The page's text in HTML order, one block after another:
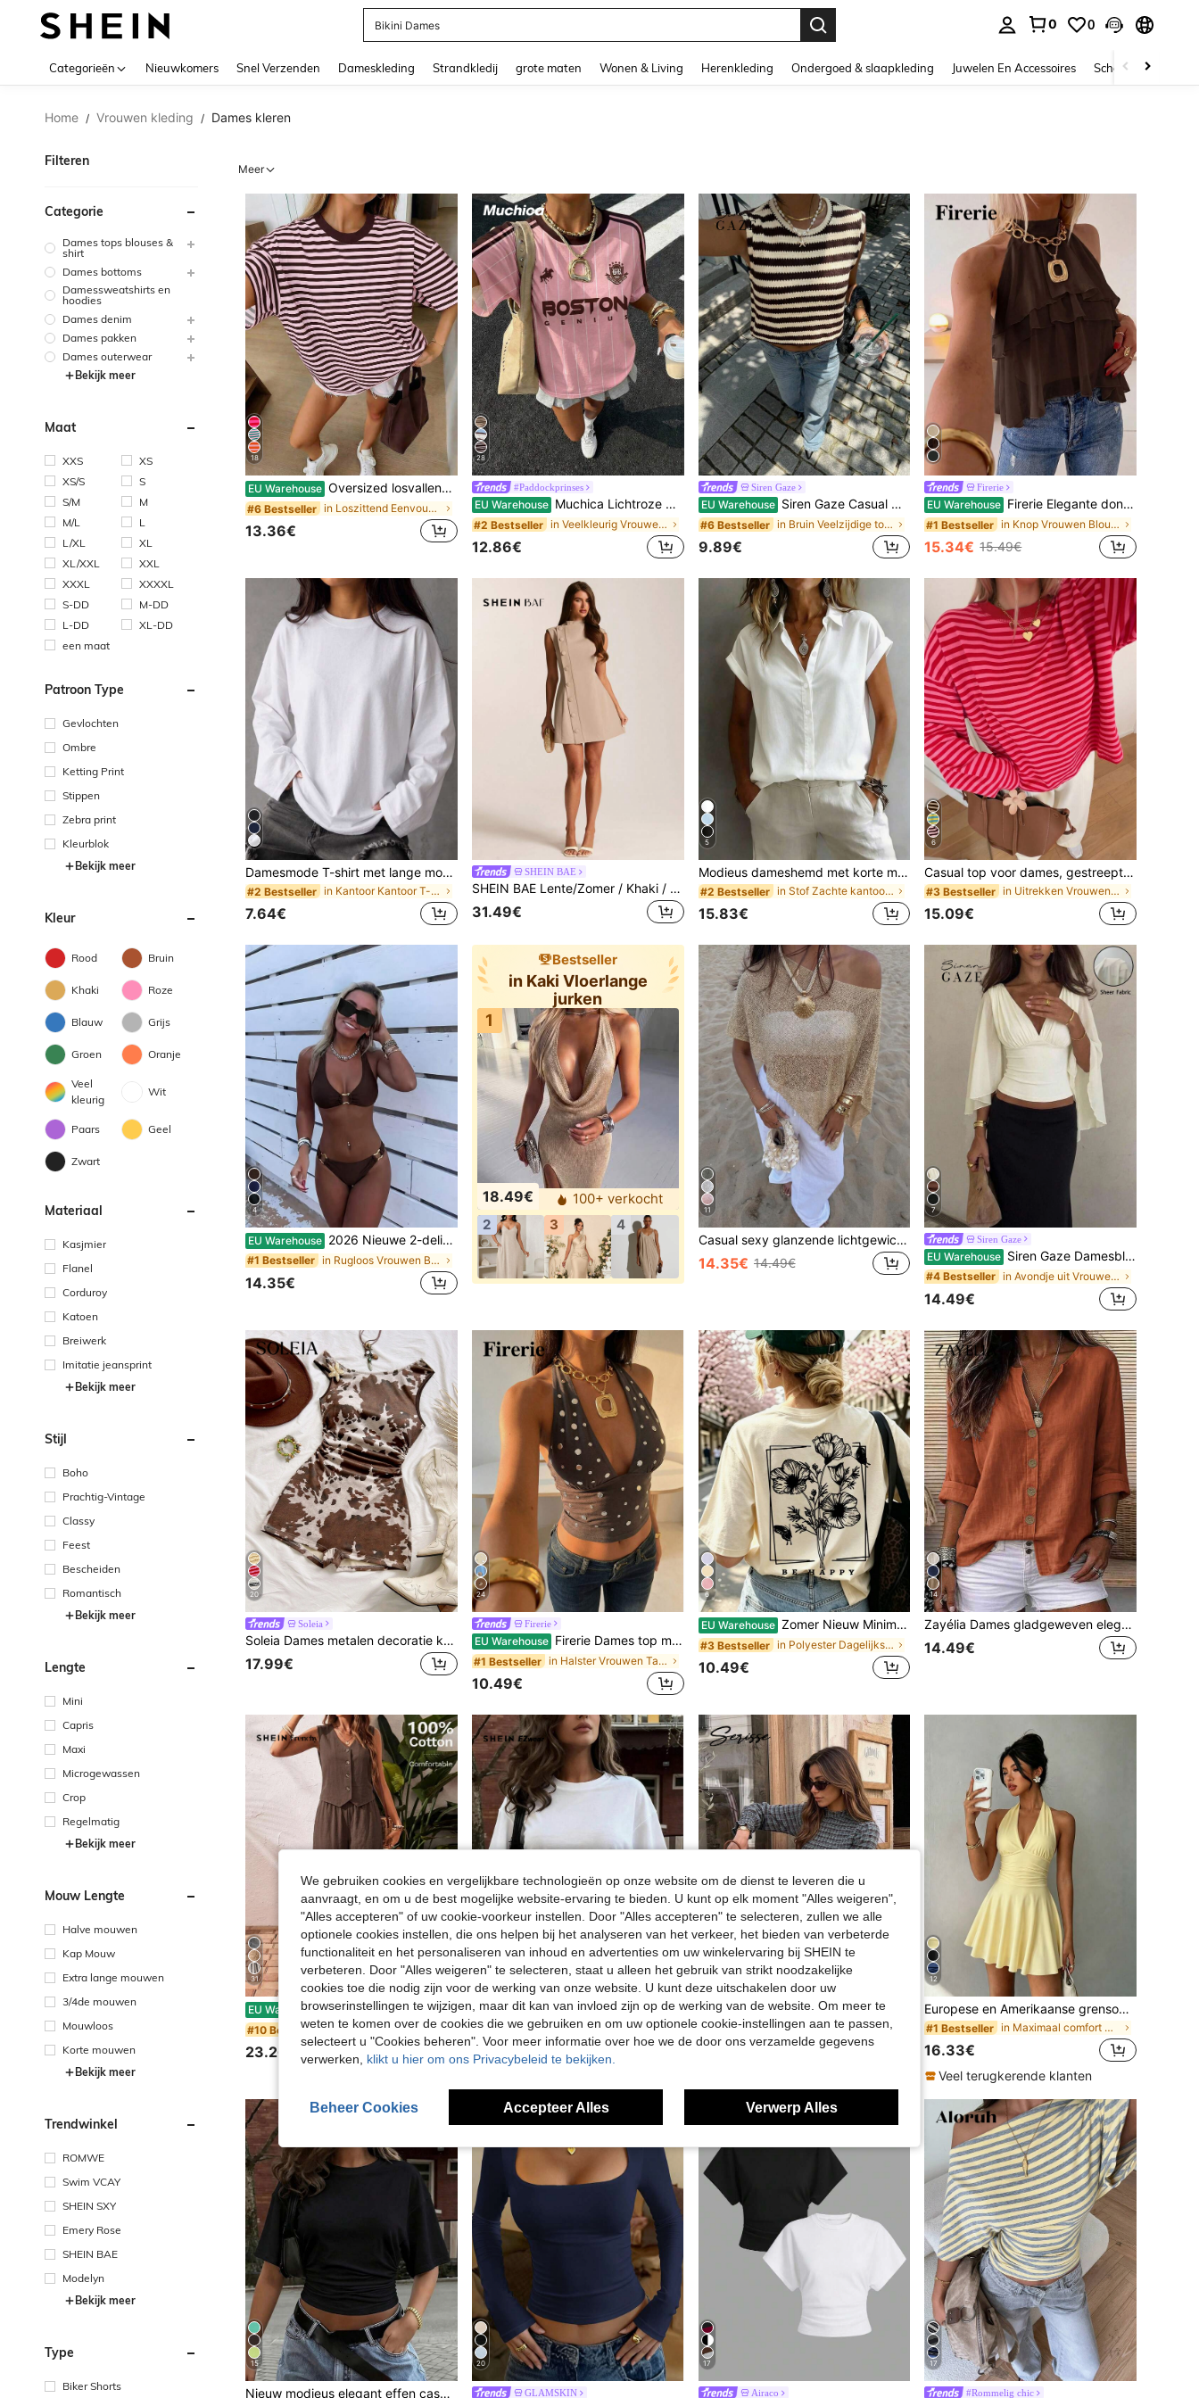
Korte Broek Heren
0 0
Categorieën Nieuwkomers Snel Verzenden Dameskleding Strandkledij grote maten Wonen & Living Herenkleding Ondergoed & slaapkleding Juwelen En Accessoires Schoonheid &
Home / Vrouwen kleding / Dames kleren
Filteren
Categorie
Dames tops blouses &
shirt
Dames bottoms
Damessweatshirts en
hoodies
Dames denim
Dames pakken
Dames outerwear
Bekijk meer
Maat
XXS
XS
XS/S
S
S/M
M
M/L
L
L/XL
XL
XL/XXL
XXL
XXXL
XXXXL
S-DD
M-DD
L-DD
XL-DD
een maat
Patroon Type
Gevlochten
Ombre
Ketting Print
Stippen
Zebra print
Kleurblok
Bekijk meer
Kleur
Rood Bruin
Khaki Roze
Blauw Grijs
Groen Oranje
Veel
kleurig
Wit
Paars Geel
Zwart
Materiaal
Kasjmier
Flanel
Corduroy
Katoen
Breiwerk
Imitatie jeansprint
Bekijk meer
Stijl
Boho
Prachtig-Vintage
Classy
Feest
Bescheiden
Romantisch
Bekijk meer
Lengte
Mini
Capris
Maxi
Microgewassen
Crop
Regelmatig
Bekijk meer
Mouw Lengte
Halve mouwen
Kap Mouw
Extra lange mouwen
3/4de mouwen
Mouwloos
Korte mouwen
Bekijk meer
Trendwinkel
ROMWE
Swim VCAY
SHEIN SXY
Emery Rose
SHEIN BAE
Modelyn
Bekijk meer
Type
Biker Shorts
Meer
18
EU Warehouse Oversized losvallend T-shirt met korte mouwen, casual vakantie zomer roze
#6 Bestseller in Loszittend Eenvoudige casual T-shirts
13.36€
28
#Paddockprinses
EU Warehouse Muchica Lichtroze grafisch streetwear T-shirt voor dames, vintage collegiate paardenprint, losse ronde hals, korte mouwen, modieuze zomerse citytrip outfit
#2 Bestseller in Veelkleurig Vrouwen T-shirts
12.86€
Siren Gaze
EU Warehouse Siren Gaze Casual minimalistische mouwloze tanktop met asymmetrische strepen in bruin, veelzijdige streetwear, zomerblouse
#6 Bestseller in Bruin Veelzijdige tops voor elke dag
9.89€
Firerie
EU Warehouse Firerie Elegante donkerbruine blouse van chiffon met losse hals, ruches en asymmetrisch ontwerp, gerimpelde top voor zomerbanket, bruiloftsgast, stille luxe
#1 Bestseller in Knop Vrouwen Blouses
15.34€ 15.49€
Damesmode T-shirt met lange mouwen, ronde hals, regular fit, losse pasvorm, veelzijdige casual herfst/winter nieuwe plus size top, herfstessentiële, gemakkelijk te combineren
#2 Bestseller in Kantoor Kantoor T-shirts
7.64€
SHEIN BAE
SHEIN BAE Lente/Zomer / Khaki / Mouwloze A-lijn korte jurk met opstaande kraag, enkelrijige knopen en tailleband / Intellectuele woon-werkstijl geschikt voor woon-werkverkeer, formele gelegenheden, volwassen casual bijeenkomsten, dagelijkse uitstapjes
31.49€
5
Modieus dameshemd met korte mouwen en kraag, veelzijdige losse casual mouwloze top voor woon-werkverkeer, effen witte zomerblouse met knopen aan de voorkant, Office Siren, van werk naar weekend
#2 Bestseller in Stof Zachte kantoorblouses
15.83€
6
Casual top voor dames, gestreept contrast geribbelde stof, dagelijks dragen, lente/herfst, chic & elegant
#3 Bestseller in Uitrekken Vrouwen Tops, Blouses & Tee
15.09€
4
EU Warehouse 2026 Nieuwe 2-delige effen kleur elegante sexy damesbikini set, geschikt voor zomerstrandvakantie, zwembad, vakantiefeest casual zwemkleding, resortkleding
#1 Bestseller in Rugloos Vrouwen Bikini Sets
14.35€
Bestseller
in Kaki Vloerlange
jurken
1
18.49€
100+ verkocht
2
3 4
11
Casual sexy glanzende lichtgewicht effen kleur holle gebreide cover-up top voor dames, cape-stijl cover-up met vleermuismouwen en asymmetrische zoom, zomer vakantie strand, muziekfestival landelijke vakantie casual straatdate, resortkleding
14.35€ 14.49€
7
Siren Gaze
EU Warehouse Siren Gaze Damesblouse in effen kleur met diepe V-hals, geplooid, casual, veelzijdig, voor dagelijks gebruik
#4 Bestseller in Avondje uit Vrouwen Blouses
14.49€
20
Soleia
Soleia Dames metalen decoratie koeienprint casual dagelijkse romper
17.99€
24
Firerie
EU Warehouse Firerie Dames top met diepe V-hals en open rug, kortere top met klinknagels, donkergrijs, zomer, 70s retro, avondje uit, feest, vakantie, muziekfestival, bohemian strand Y2K
#1 Bestseller in Halster Vrouwen Tank Tops & Camis
10.49€
6
EU Warehouse Zomer Nieuw Minimalistisch Modieus Bloemen- & Vlinderprint Casual Rondhals T-shirt met Korte Mouwen, Veelzijdig Dagelijks Dragen voor Vrouwen, Esthetisch
#3 Bestseller in Polyester Dagelijkse T-shirts
10.49€
14
Zayélia Dames gladgeweven elegante en eenvoudige casual zomerblouse, werkhemd
14.49€
31
EU Warehouse SHEIN Frenchy Set van 2 damesbroeken van 100% katoen, geschikt voor de zomer, of als casual outfit.
#10 Bestseller in Gestructureerd Vrouwen Coördinaten
23.26€
EU Warehouse SHEIN EZwear Casual dames T-shirt voor op vakantie, minimalistisch basismodel met korte mouwen, ronde hals, getailleerde taille, kanten patchwork, romantisch, elegant wit strand T-shirt voor dates, strand en woon-werkverkeer, zomerstrandvakantie, casual met contrasterend kant
#1 Bestseller in Effen Effen casual T-shirts
11.38€
Serisse
19.99€
12
Europese en Amerikaanse grensoverschrijdende sexy halternek jurk met strik, rugloos, tailleversterkend, bodycon, geplooid, zomer, 1 stuk, nieuwe damesmode, elegant voor feestjes, avondjes uit en dates
#1 Bestseller in Maximaal comfort Vrouwen Jurken
16.33€
Veel terugkerende klanten
15
Nieuw modieus elegant effen casual veelzijdig T-shirt met gerimpelde taille, geschikt voor dagelijks gebruik, school, strand, vakantie en thuis, zwart, zomer, flatterend silhouet
20
GLAMSKIN
17
Airaco
17
#Rommelig chic
We gebruiken cookies en vergelijkbare technologieën op onze website om de dienst te leveren die u
aanvraagt, en om u de best mogelijke website-ervaring te bieden. U kunt op elk moment "Alles weigeren",
"Alles accepteren" of uw cookie-voorkeur instellen. Door "Alles accepteren" te selecteren, zullen we alle
optionele cookies instellen, die ons helpen bij het analyseren van het verkeer, het bieden van verbeterde
functionaliteit en het personaliseren van inhoud en advertenties om uw winkelervaring bij SHEIN te
verbeteren. Door "Alles weigeren" te selecteren, staat u alleen het gebruik van strikt noodzakelijke
cookies toe die nodig zijn voor de werking van onze website. U kunt deze uitschakelen door uw
browserinstellingen te wijzigen, maar dit kan van invloed zijn op de werking van de website. Om meer te
weten te komen over de cookies die we gebruiken en om uw optionele cookie-instellingen aan te passen,
selecteert u "Cookies beheren". Voor meer informatie over hoe we de door ons verzamelde gegevens
verwerken, klikt u hier om ons Privacybeleid te bekijken.
Beheer Cookies Accepteer Alles Verwerp Alles